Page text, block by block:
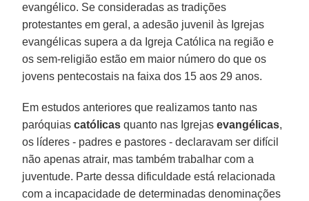
evangélico. Se consideradas as tradições
protestantes em geral, a adesão juvenil às Igrejas
evangélicas supera a da Igreja Católica na região e
os sem-religião estão em maior número do que os
jovens pentecostais na faixa dos 15 aos 29 anos.
Em estudos anteriores que realizamos tanto nas
paróquiascatólicas quanto nas Igrejasevangélicas,
os líderes - padres e pastores - declaravam ser difícil
não apenas atrair, mas também trabalhar com a
juventude. Parte dessa dificuldade está relacionada
com a incapacidade de determinadas denominações